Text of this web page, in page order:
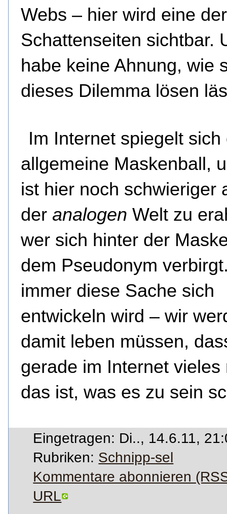
Webs – hier wird eine der
Schattenseiten sichtbar.
habe keine Ahnung, wie
dieses Dilemma lösen
Im Internet spiegelt sich
allgemeine Maskenball,
ist hier noch schwieriger
der analogen Welt zu
wer sich hinter der
dem Pseudonym
immer diese Sache sich
entwickeln wird – wir
damit leben müssen,
gerade im Internet vieles
das ist, was es zu sein
Eingetragen: Di.., 14.6.11,
Rubriken: Schnipp-sel
Kommentare abonnieren
URL